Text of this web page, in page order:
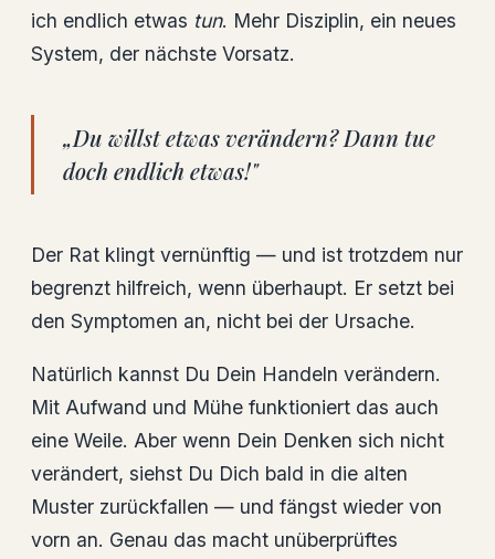
ich endlich etwas tun. Mehr Disziplin, ein neues
System, der nächste Vorsatz.
„Du willst etwas verändern? Dann tue
doch endlich etwas!"
Der Rat klingt vernünftig — und ist trotzdem nur
begrenzt hilfreich, wenn überhaupt. Er setzt bei
den Symptomen an, nicht bei der Ursache.
Natürlich kannst Du Dein Handeln verändern.
Mit Aufwand und Mühe funktioniert das auch
eine Weile. Aber wenn Dein Denken sich nicht
verändert, siehst Du Dich bald in die alten
Muster zurückfallen — und fängst wieder von
vorn an. Genau das macht unüberprüftes